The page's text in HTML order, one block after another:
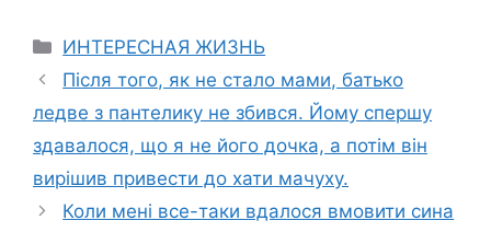
Categories
ИНТЕРЕСНАЯ ЖИЗНЬ
Після того, як не стало мами, батько
ледве з пантелику не збився. Йому спершу
здавалося, що я не його дочка, а потім він
вирішив привести до хати мачуху.
Коли мені все-таки вдалося вмовити сина